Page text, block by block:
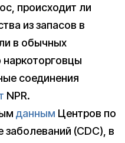
происходит ли
из запасов в
в обычных
наркоторговцы
соединения
NPR.
данным Центров по
(CDC), в